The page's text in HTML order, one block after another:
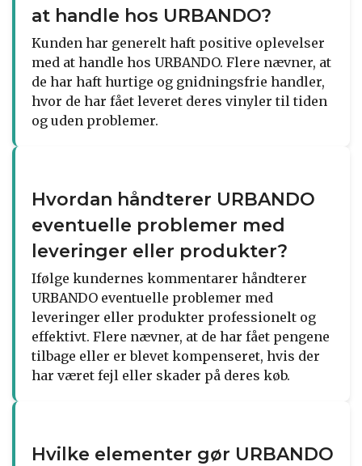
at handle hos URBANDO?
Kunden har generelt haft positive oplevelser
med at handle hos URBANDO. Flere nævner, at
de har haft hurtige og gnidningsfrie handler,
hvor de har fået leveret deres vinyler til tiden
og uden problemer.
Hvordan håndterer URBANDO
eventuelle problemer med
leveringer eller produkter?
Ifølge kundernes kommentarer håndterer
URBANDO eventuelle problemer med
leveringer eller produkter professionelt og
effektivt. Flere nævner, at de har fået pengene
tilbage eller er blevet kompenseret, hvis der
har været fejl eller skader på deres køb.
Hvilke elementer gør URBANDO